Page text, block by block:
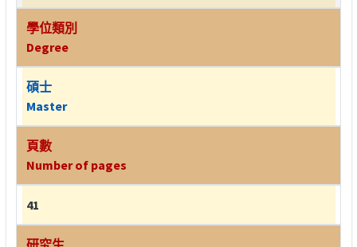
學位類別
Degree
碩士
Master
頁數
Number of pages
41